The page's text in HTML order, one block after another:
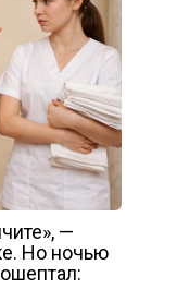
—
Но ночью